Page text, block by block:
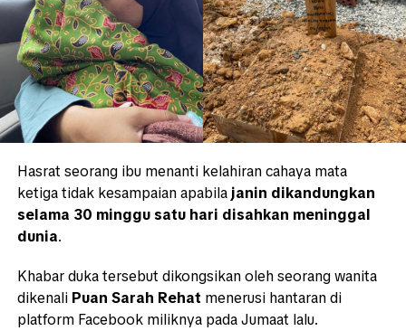
Hasrat seorang ibu menanti kelahiran cahaya mata
ketiga tidak kesampaian apabila janin dikandungkan
selama 30 minggu satu hari disahkan meninggal
dunia.
Khabar duka tersebut dikongsikan oleh seorang wanita
dikenali Puan Sarah Rehat menerusi hantaran di
platform Facebook miliknya pada Jumaat lalu.